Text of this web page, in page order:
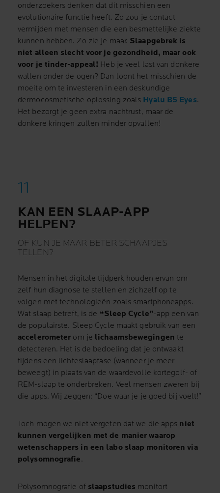
onderzoekers denken dat dit misschien een
evolutionaire functie heeft. Zo zou je contact
vermijden met mensen die een besmettelijke ziekte
kunnen hebben. Zo zie je maar. Slaapgebrek is
niet alleen slecht voor je gezondheid, maar ook
voor je tinder-appeal! Heb je veel last van donkere
wallen onder de ogen? Dan loont het misschien de
moeite om te investeren in een deskundige
dermocosmetische oplossing zoals Hyalu B5 Eyes.
Het bezorgt je geen extra nachtrust, maar de
donkere kringen zullen minder opvallen!
KAN EEN SLAAP-APP
HELPEN?
OF KUN JE MAAR BETER SCHAAPJES
TELLEN?
Mensen in het digitale tijdperk houden ervan om
zelf hun diagnose te stellen en zichzelf op te
volgen met technologieën zoals smartphoneapps.
Wat slaap betreft, is de “Sleep Cycle”-app een van
de populairste. Sleep Cycle maakt gebruik van een
accelerometer om je lichaamsbewegingen te
detecteren. Het is de bedoeling dat je ontwaakt
tijdens een lichteslaapfase (wanneer je meer
beweegt) in plaats van de waardevolle kortegolf- of
REM-slaap te onderbreken. Veel mensen zweren bij
die apps. Wij zeggen: “Doe waar je je goed bij voelt!”
Toch mogen we niet vergeten dat we die apps niet
kunnen vergelijken met de manier waarop
wetenschappers in een labo slaap monitoren via
polysomnografie.
Polysomnografie of slaapstudies monitort